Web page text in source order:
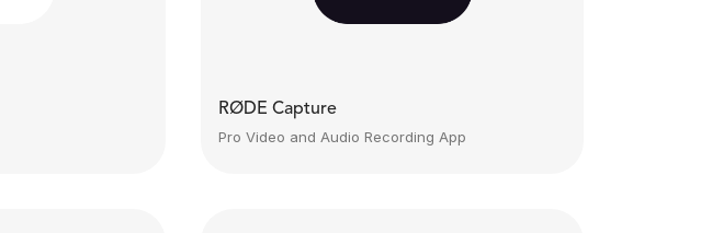
RØDE Capture
Pro Video and Audio Recording App